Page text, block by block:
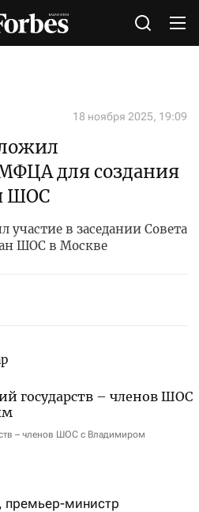
18 ноября 2025, 19:09
для создания
ШОС
участие в заседании Совета
ШОС в Москве
– членов ШОС с Владимиром
премьер-министр